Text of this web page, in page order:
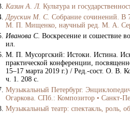
Казин А. Л. Культура и
Друскин М. С. Собрание сочинений. В
М. П. Мищенко, научный ред. М. А.
Иванова С. Воскресение и сошествие
ил.
М. П. Мусоргский: Истоки. Истина.
практической конференции,
15–17 марта 2019 г.) / Ред.-сост. О.
ч. 1. 208 c.
Музыкальный Петербург.
Огаркова. СПб.: Композитор • Санкт-
Музыкальный театр: спектакль,